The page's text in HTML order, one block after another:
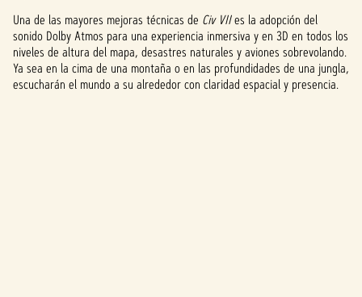
Una de las mayores mejoras técnicas de Civ VIIes la adopción del
sonido Dolby Atmos para una experiencia inmersiva y en 3D en todos los
niveles de altura del mapa, desastres naturales y aviones sobrevolando.
Ya sea en la cima de una montaña o en las profundidades de una jungla,
escucharán el mundo a su alrededor con claridad espacial y presencia.